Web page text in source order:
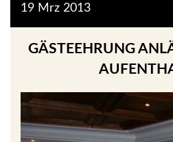
2013
19 Mrz
GÄSTEEHRUNG